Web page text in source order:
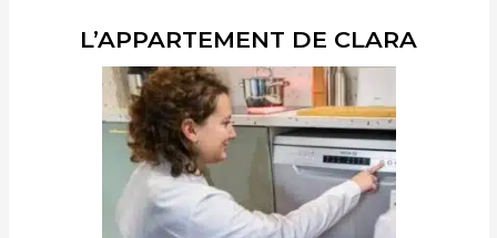
L’APPARTEMENT DE CLARA